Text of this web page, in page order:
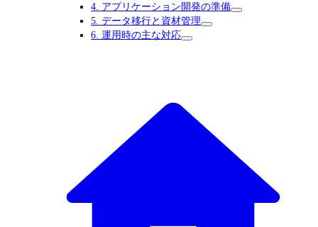
4. アプリケーション開発の準備
5. データ移行と資材管理
6. 運用時の主な対応